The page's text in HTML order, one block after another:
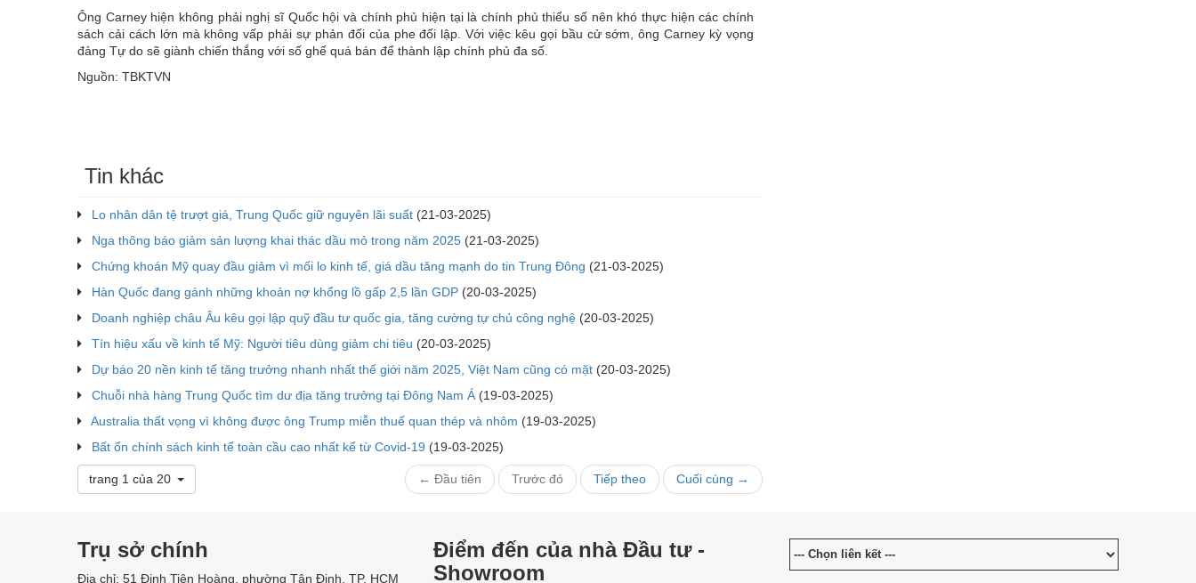
Ông Carney hiện không phải nghị sĩ Quốc hội và chính phủ hiện tại là chính phủ thiểu số nên khó thực hiện các chính
sách cải cách lớn mà không vấp phải sự phản đối của phe đối lập. Với việc kêu gọi bầu cử sớm, ông Carney kỳ vọng
đảng Tự do sẽ giành chiến thắng với số ghế quá bán để thành lập chính phủ đa số.
Nguồn: TBKTVN
Tin khác
Lo nhân dân tệ trượt giá, Trung Quốc giữ nguyên lãi suất (21-03-2025)
Nga thông báo giảm sản lượng khai thác dầu mỏ trong năm 2025 (21-03-2025)
Chứng khoán Mỹ quay đầu giảm vì mối lo kinh tế, giá dầu tăng mạnh do tin Trung Đông (21-03-2025)
Hàn Quốc đang gánh những khoản nợ khổng lồ gấp 2,5 lần GDP (20-03-2025)
Doanh nghiệp châu Âu kêu gọi lập quỹ đầu tư quốc gia, tăng cường tự chủ công nghệ (20-03-2025)
Tín hiệu xấu về kinh tế Mỹ: Người tiêu dùng giảm chi tiêu (20-03-2025)
Dự báo 20 nền kinh tế tăng trưởng nhanh nhất thế giới năm 2025, Việt Nam cũng có mặt (20-03-2025)
Chuỗi nhà hàng Trung Quốc tìm dư địa tăng trưởng tại Đông Nam Á (19-03-2025)
Australia thất vọng vì không được ông Trump miễn thuế quan thép và nhôm (19-03-2025)
Bất ổn chính sách kinh tế toàn cầu cao nhất kể từ Covid-19 (19-03-2025)
trang 1 của 20 ← Đầu tiên Trước đó Tiếp theo Cuối cùng →
Trụ sở chính
Địa chỉ: 51 Đinh Tiên Hoàng, phường Tân Định, TP. HCM
Điểm đến của nhà Đầu tư -
Showroom